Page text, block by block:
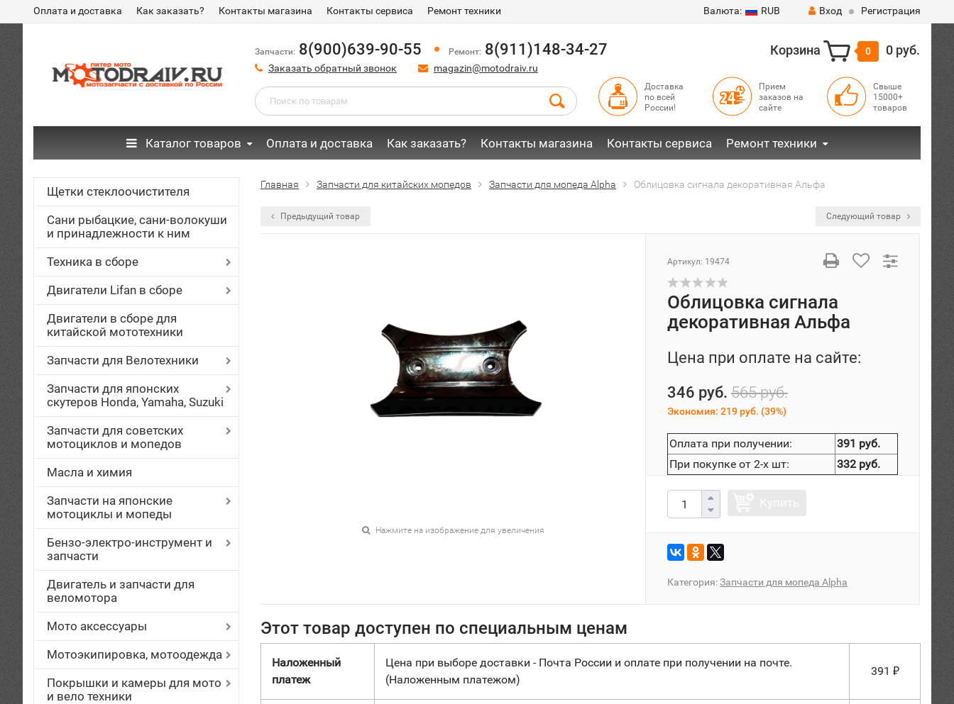
Оплата и доставка Как заказать? Контакты магазина Контакты сервиса Ремонт техники Валюта: RUB Вход Регистрация
Запчасти: 8(900)639-90-55 Ремонт: 8(911)148-34-27
Заказать обратный звонок magazin@motodraiv.ru
Корзина 0 0 руб.
Доставка
по всей
России!
Прием
заказов на
сайте
Свыше
15000+
товаров
Каталог товаров Оплата и доставка Как заказать? Контакты магазина Контакты сервиса Ремонт техники
Щетки стеклоочистителя
Сани рыбацкие, сани-волокуши
и принадлежности к ним
Техника в сборе
Двигатели Lifan в сборе
Двигатели в сборе для
китайской мототехники
Запчасти для Велотехники
Запчасти для японских
скутеров Honda, Yamaha, Suzuki
Запчасти для советских
мотоциклов и мопедов
Масла и химия
Запчасти на японские
мотоциклы и мопеды
Бензо-электро-инструмент и
запчасти
Двигатель и запчасти для
веломотора
Мото аксессуары
Мотоэкипировка, мотоодежда
Покрышки и камеры для мото
и вело техники
Главная Запчасти для китайских мопедов Запчасти для мопеда Alpha Облицовка сигнала декоративная Альфа
Предыдущий товар Следующий товар
Нажмите на изображение для увеличения
Артикул: 19474
Облицовка сигнала
декоративная Альфа
Цена при оплате на сайте:
346 руб. 565 руб.
Экономия: 219 руб. (39%)
Оплата при получении:
391 руб.
При покупке от 2-х шт:
332 руб.
Категория:Запчасти для мопеда Alpha
Этот товар доступен по специальным ценам
Наложенный
платеж
Цена при выборе доставки - Почта России и оплате при получении на почте.
(Наложенным платежом)
391 ₽